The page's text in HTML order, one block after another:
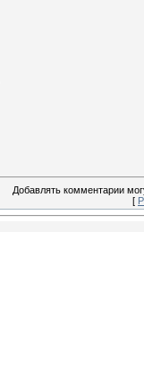
Добавлять комментарии
[